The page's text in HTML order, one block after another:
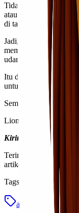
Tidak hanya itu, semisal
atau kecacatan namun
di tangan mereka,
Jadi, pastikan Kawan
memutuskan untuk
udara,
Itu dia penjelasan
untuk yang jalur udara.
Semoga artikel ini
Lionel Express?
Kirim Tanpa Ribet,
Terima kasih sudah
artikel berikutnya!
Tags
asuransi